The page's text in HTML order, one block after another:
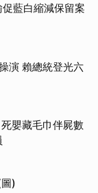
藍白縮減保留案
演 賴總統登光六
嬰藏毛巾伴屍數
)